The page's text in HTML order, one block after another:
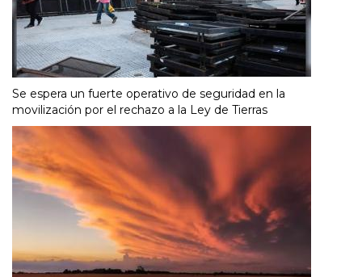
Se espera un fuerte operativo de seguridad en la
movilización por el rechazo a la Ley de Tierras